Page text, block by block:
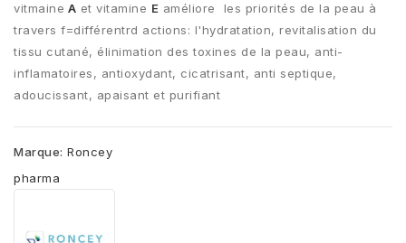
vitmaine A et vitamine E améliore les priorités de la peau à
travers f=différentrd actions: l'hydratation, revitalisation du
tissu cutané, élinimation des toxines de la peau, anti-
inflamatoires, antioxydant, cicatrisant, anti septique,
adoucissant, apaisant et purifiant
Marque: Roncey
pharma